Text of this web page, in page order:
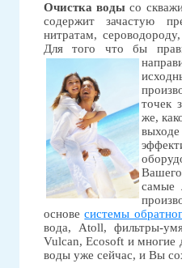
Очистка водысо
содержит зачастую
нитратам,
Для того что бы
точек
же,
самые
основесистемы
вода, Atoll, фильтры-
Vulcan, Ecosoft и многие
воды уже сейчас, и Вы